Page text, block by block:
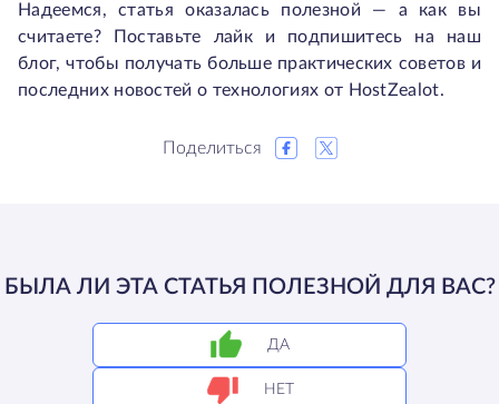
Надеемся, статья оказалась полезной — а как вы
считаете? Поставьте лайк и подпишитесь на наш
блог, чтобы получать больше практических советов и
последних новостей о технологиях от HostZealot.
Поделиться
БЫЛА ЛИ ЭТА СТАТЬЯ ПОЛЕЗНОЙ ДЛЯ ВАС?
ДА
НЕТ